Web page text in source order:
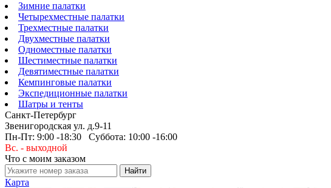
Зимние палатки
Четырехместные палатки
Трехместные палатки
Двухместные палатки
Одноместные палатки
Шестиместные палатки
Девятиместные палатки
Кемпинговые палатки
Экспедиционные палатки
Шатры и тенты
Санкт-Петербург
Звенигородская ул. д.9-11
Пн-Пт: 9:00 -18:30 Суббота: 10:00 -16:00
Вс. - выходной
Что с моим заказом
Карта